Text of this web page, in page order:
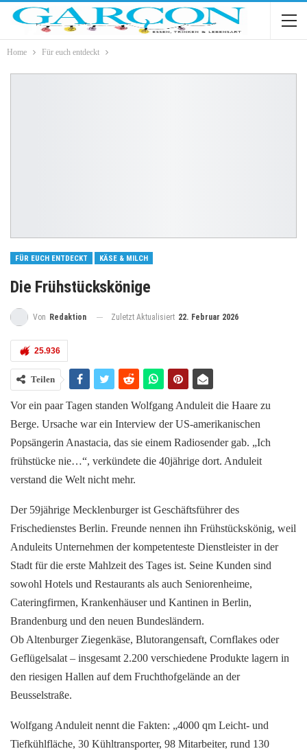
Home Für euch entdeckt
FÜR EUCH ENTDECKT KÄSE & MILCH
Die Frühstückskönige
Von Redaktion Zuletzt Aktualisiert 22. Februar 2026
25.936
Teilen
Vor ein paar Tagen standen Wolfgang Anduleit die Haare zu
Berge. Ursache war ein Interview der US-amerikanischen
Popsängerin Anastacia, das sie einem Radiosender gab. „Ich
frühstücke nie…“, verkündete die 40jährige dort. Anduleit
verstand die Welt nicht mehr.
Der 59jährige Mecklenburger ist Geschäftsführer des
Frischedienstes Berlin. Freunde nennen ihn Frühstückskönig, weil
Anduleits Unternehmen der kompetenteste Dienstleister in der
Stadt für die erste Mahlzeit des Tages ist. Seine Kunden sind
sowohl Hotels und Restaurants als auch Seniorenheime,
Cateringfirmen, Krankenhäuser und Kantinen in Berlin,
Brandenburg und den neuen Bundesländern.
Ob Altenburger Ziegenkäse, Blutorangensaft, Cornflakes oder
Geflügelsalat – insgesamt 2.200 verschiedene Produkte lagern in
den riesigen Hallen auf dem Fruchthofgelände an der
Beusselstraße.
Wolfgang Anduleit nennt die Fakten: „4000 qm Leicht- und
Tiefkühlfläche, 30 Kühltransporter, 98 Mitarbeiter, rund 130